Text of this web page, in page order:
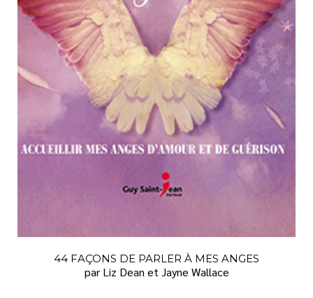
44 FAÇONS DE PARLER À MES ANGES
par Liz Dean et Jayne Wallace